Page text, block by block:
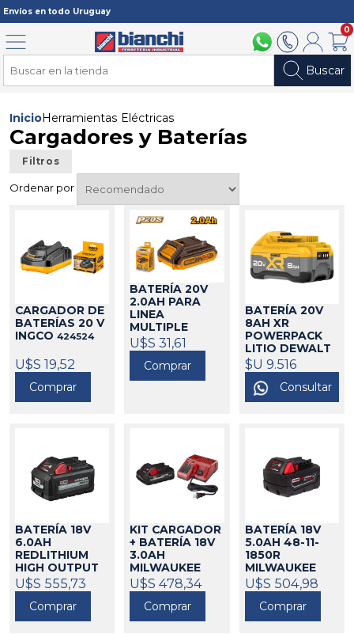
Envíos en todo Uruguay
094 211 1122902 2902Mi cuenta
0
Buscar
Menú
InicioHerramientas Eléctricas
Cargadores y Baterías
Filtros
Ordenar por
CARGADOR DE
BATERÍAS 20 V
INGCO 424524
U$S 19,52
Comprar
BATERÍA 20V
2.0AH PARA
LINEA
MULTIPLE
INGCO 424550
U$S 31,61
Comprar
BATERÍA 20V
8AH XR
POWERPACK
LITIO DEWALT
173495
$U 9.516
Consultar
BATERÍA 18V
6.0AH
REDLITHIUM
HIGH OUTPUT
MILWAUKEE
271407
U$S 555,73
Comprar
KIT CARGADOR
+ BATERÍA 18V
3.0AH
MILWAUKEE
271041
U$S 478,34
Comprar
BATERÍA 18V
5.0AH 48-11-
1850R
MILWAUKEE
271088
U$S 504,98
Comprar